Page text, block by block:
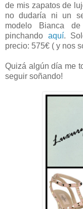
de mis zapatos de
no dudaría ni un
modelo Bianca
pinchando aquí.
precio: 575€ ( y nos
Quizá algún día me
seguir soñando!